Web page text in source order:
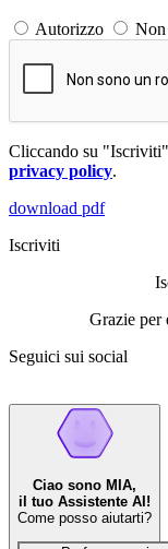
Autorizzo Non
Cliccando su
privacy policy.
download pdf
Iscriviti
Grazie per
Seguici sui social
Ciao sono MIA,
il tuo Assistente AI!
Come posso aiutarti?